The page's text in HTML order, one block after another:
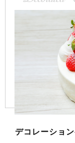
デコレーショ